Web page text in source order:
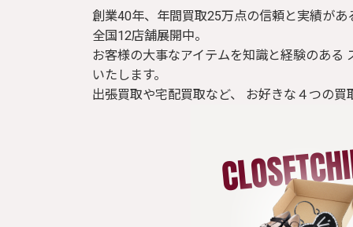
創業40年、年間買取25万点の信頼と実績が
全国12店舗展開中。
お客様の大事なアイテムを知識と経験のある
いたします。
出張買取や宅配買取など、 お好きな４つの買